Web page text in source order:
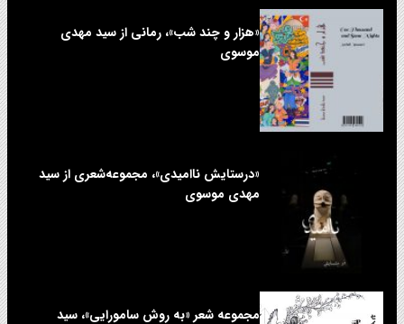
«هزار و چند شب»، رمانی از سید مهدی
موسوی
«درستایش ناامیدی»، مجموعه‌شعری از سید
مهدی موسوی
مجموعه شعر «به روش سامورایی»، سید